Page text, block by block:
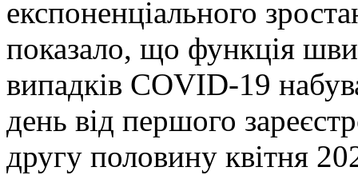
експоненціального
показало, що функція
випадків COVID-19
день від першого
другу половину квітня